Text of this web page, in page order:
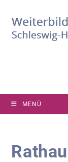
Inhalt
springen
MENÜ